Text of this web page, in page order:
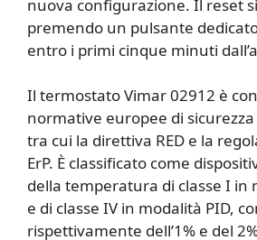
nuova configurazione. Il reset
premendo un pulsante
entro i primi cinque minuti
Il termostato Vimar 02912 è
normative europee di
tra cui la direttiva RED e la
ErP. È classificato come
della temperatura di classe I in
e di classe IV in modalità PID,
rispettivamente dell’1% e del